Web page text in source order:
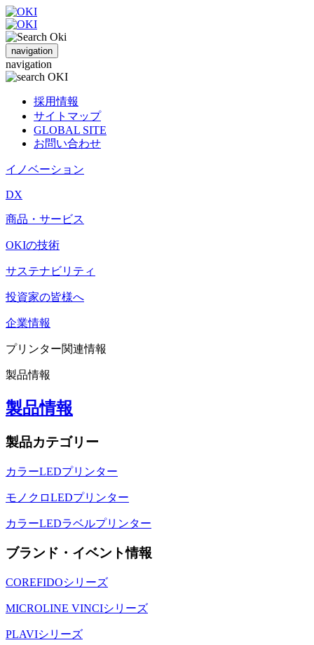
navigation
navigation
採用情報
サイトマップ
GLOBAL SITE
お問い合わせ
イノベーション
DX
商品・サービス
OKIの技術
サステナビリティ
投資家の皆様へ
企業情報
プリンター関連情報
製品情報
製品情報
製品カテゴリー
カラーLEDプリンター
モノクロLEDプリンター
カラーLEDラベルプリンター
ブランド・イベント情報
COREFIDOシリーズ
MICROLINE VINCIシリーズ
PLAVIシリーズ